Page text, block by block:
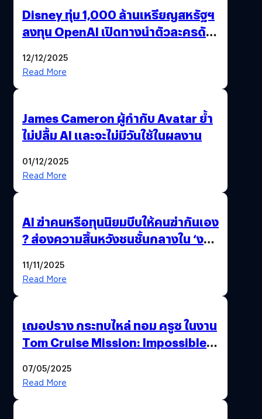
Disney ทุ่ม 1,000 ล้านเหรียญสหรัฐฯ
ลงทุน OpenAI เปิดทางนำตัวละครดัง
12/12/2025
Read More
James Cameron ผู้กำกับ Avatar ย้ำ
ไม่ปลื้ม AI และจะไม่มีวันใช้ในผลงาน
01/12/2025
Read More
AI ฆ่าคนหรือทุนนิยมบีบให้คนฆ่ากันเอง
? ส่องความสิ้นหวังชนชั้นกลางใน ‘งาน
11/11/2025
Read More
เฌอปราง กระทบไหล่ ทอม ครูซ ในงาน
Tom Cruise Mission: Impossible –
Premiere
07/05/2025
Read More